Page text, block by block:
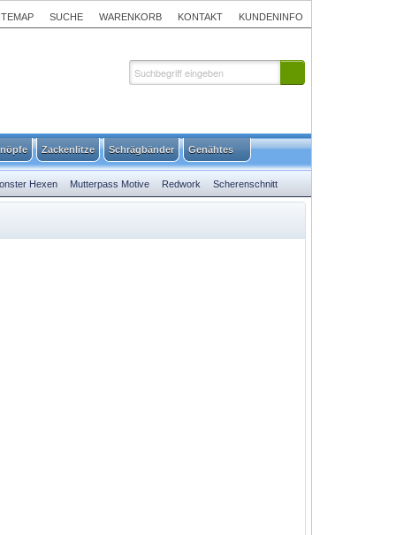
SUCHE WARENKORB KONTAKT KUNDENINFO
Zackenlitze Schrägbänder Genähtes
Hexen Mutterpass Motive Redwork Scherenschnitt